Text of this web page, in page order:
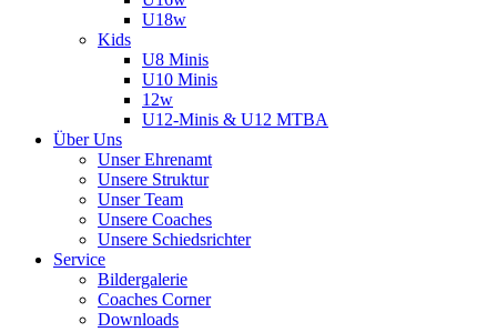
U18w
Kids
U8 Minis
U10 Minis
12w
U12-Minis & U12 MTBA
Über Uns
Unser Ehrenamt
Unsere Struktur
Unser Team
Unsere Coaches
Unsere Schiedsrichter
Service
Bildergalerie
Coaches Corner
Downloads